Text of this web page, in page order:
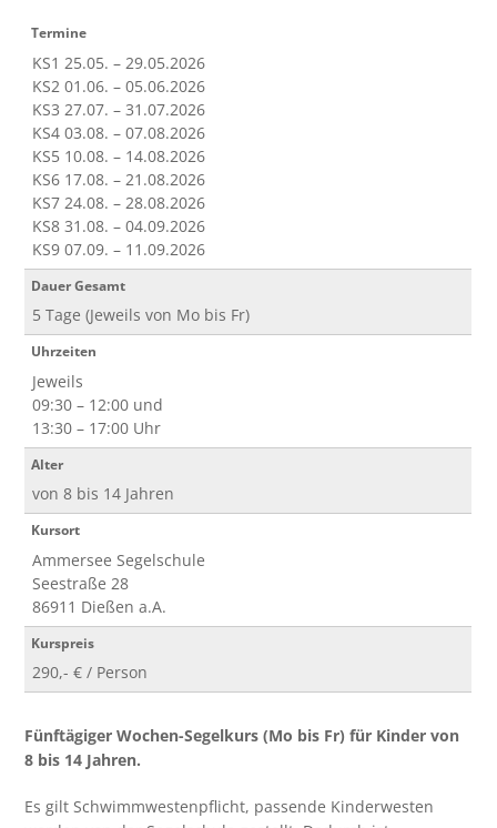
Termine
KS1 25.05. – 29.05.2026
KS2 01.06. – 05.06.2026
KS3 27.07. – 31.07.2026
KS4 03.08. – 07.08.2026
KS5 10.08. – 14.08.2026
KS6 17.08. – 21.08.2026
KS7 24.08. – 28.08.2026
KS8 31.08. – 04.09.2026
KS9 07.09. – 11.09.2026
Dauer Gesamt
5 Tage (Jeweils von Mo bis Fr)
Uhrzeiten
Jeweils
09:30 – 12:00 und
13:30 – 17:00 Uhr
Alter
von 8 bis 14 Jahren
Kursort
Ammersee Segelschule
Seestraße 28
86911 Dießen a.A.
Kurspreis
290,- € / Person
Fünftägiger Wochen-Segelkurs (Mo bis Fr) für Kinder von
8 bis 14 Jahren.
Es gilt Schwimmwestenpflicht, passende Kinderwesten